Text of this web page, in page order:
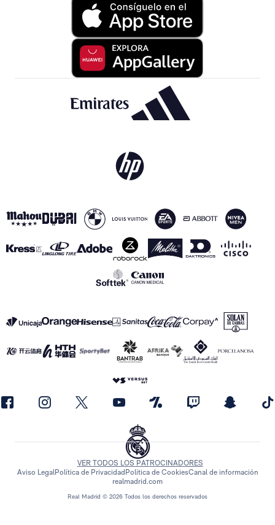
Real Madrid © 2026 Todos los derechos reservados
VER TODOS LOS PATROCINADORES
Aviso LegalPolítica de Privacidad Política de CookiesCanal de información
realmadrid.com